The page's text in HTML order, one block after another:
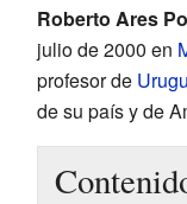
Roberto Ares
julio de 2000 en
profesor de
de su país y de